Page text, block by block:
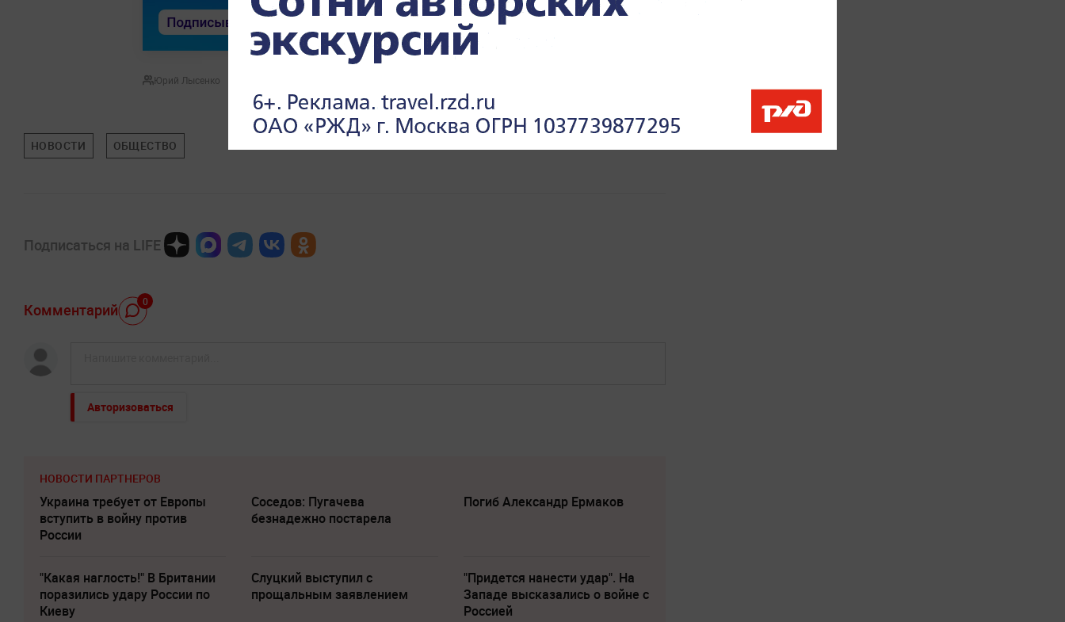
Юрий Лысенко
НОВОСТИ ОБЩЕСТВО
Подписаться на LIFE
Комментарий 0
Авторизоваться
НОВОСТИ ПАРТНЕРОВ
Украина требует от Европы
вступить в войну против
России
Соседов: Пугачева
безнадежно постарела
Погиб Александр Ермаков
"Какая наглость!" В Британии
поразились удару России по
Киеву
Слуцкий выступил с
прощальным заявлением
"Придется нанести удар". На
Западе высказались о войне с
Россией